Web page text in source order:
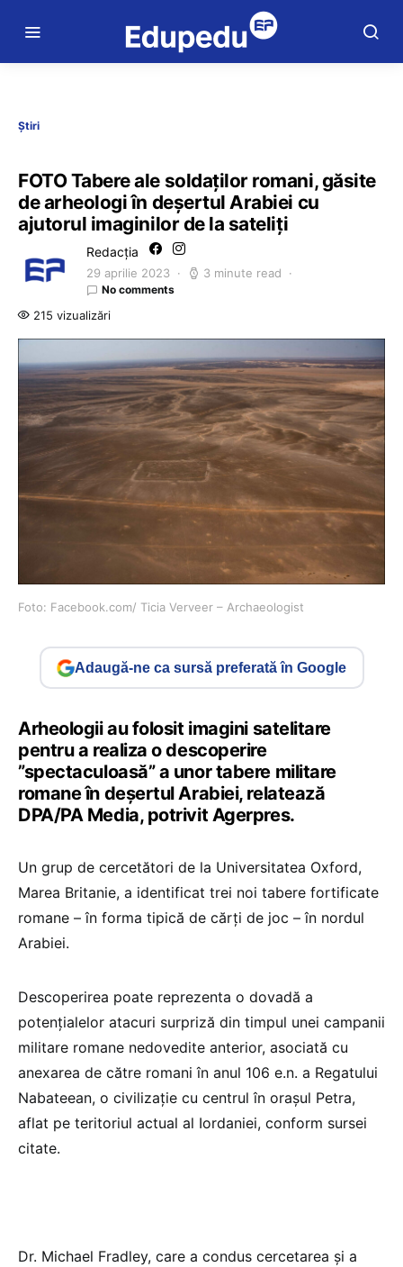
Știri
FOTO Tabere ale soldaților romani, găsite
de arheologi în deșertul Arabiei cu
ajutorul imaginilor de la sateliți
Redacția
29 aprilie 2023 3 minute read
No comments
215 vizualizări
Foto: Facebook.com/ Ticia Verveer – Archaeologist
Adaugă-ne ca sursă preferată în Google
Arheologii au folosit imagini satelitare
pentru a realiza o descoperire
”spectaculoasă” a unor tabere militare
romane în deşertul Arabiei, relatează
DPA/PA Media, potrivit Agerpres.
Un grup de cercetători de la Universitatea Oxford,
Marea Britanie, a identificat trei noi tabere fortificate
romane – în forma tipică de cărţi de joc – în nordul
Arabiei.
Descoperirea poate reprezenta o dovadă a
potenţialelor atacuri surpriză din timpul unei campanii
militare romane nedovedite anterior, asociată cu
anexarea de către romani în anul 106 e.n. a Regatului
Nabateean, o civilizaţie cu centrul în oraşul Petra,
aflat pe teritoriul actual al Iordaniei, conform sursei
citate.
Dr. Michael Fradley, care a condus cercetarea şi a